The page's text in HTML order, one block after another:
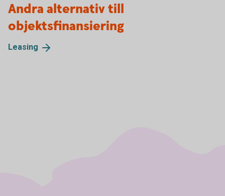
Andra alternativ till
objektsfinansiering
Leasing